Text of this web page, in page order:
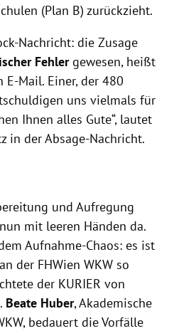
(Plan B) zurückzieht.
Nachricht: die Zusage
Fehlergewesen, heißt
Mail. Einer, der 480
uns vielmals für
Ihnen alles Gute“, lautet
in der Absage-Nachricht.
und Aufregung
mit leeren Händen da.
Aufnahme-Chaos: es ist
der FHWien WKW so
der KURIER von
. Beate Huber, Akademische
bedauert die Vorfälle